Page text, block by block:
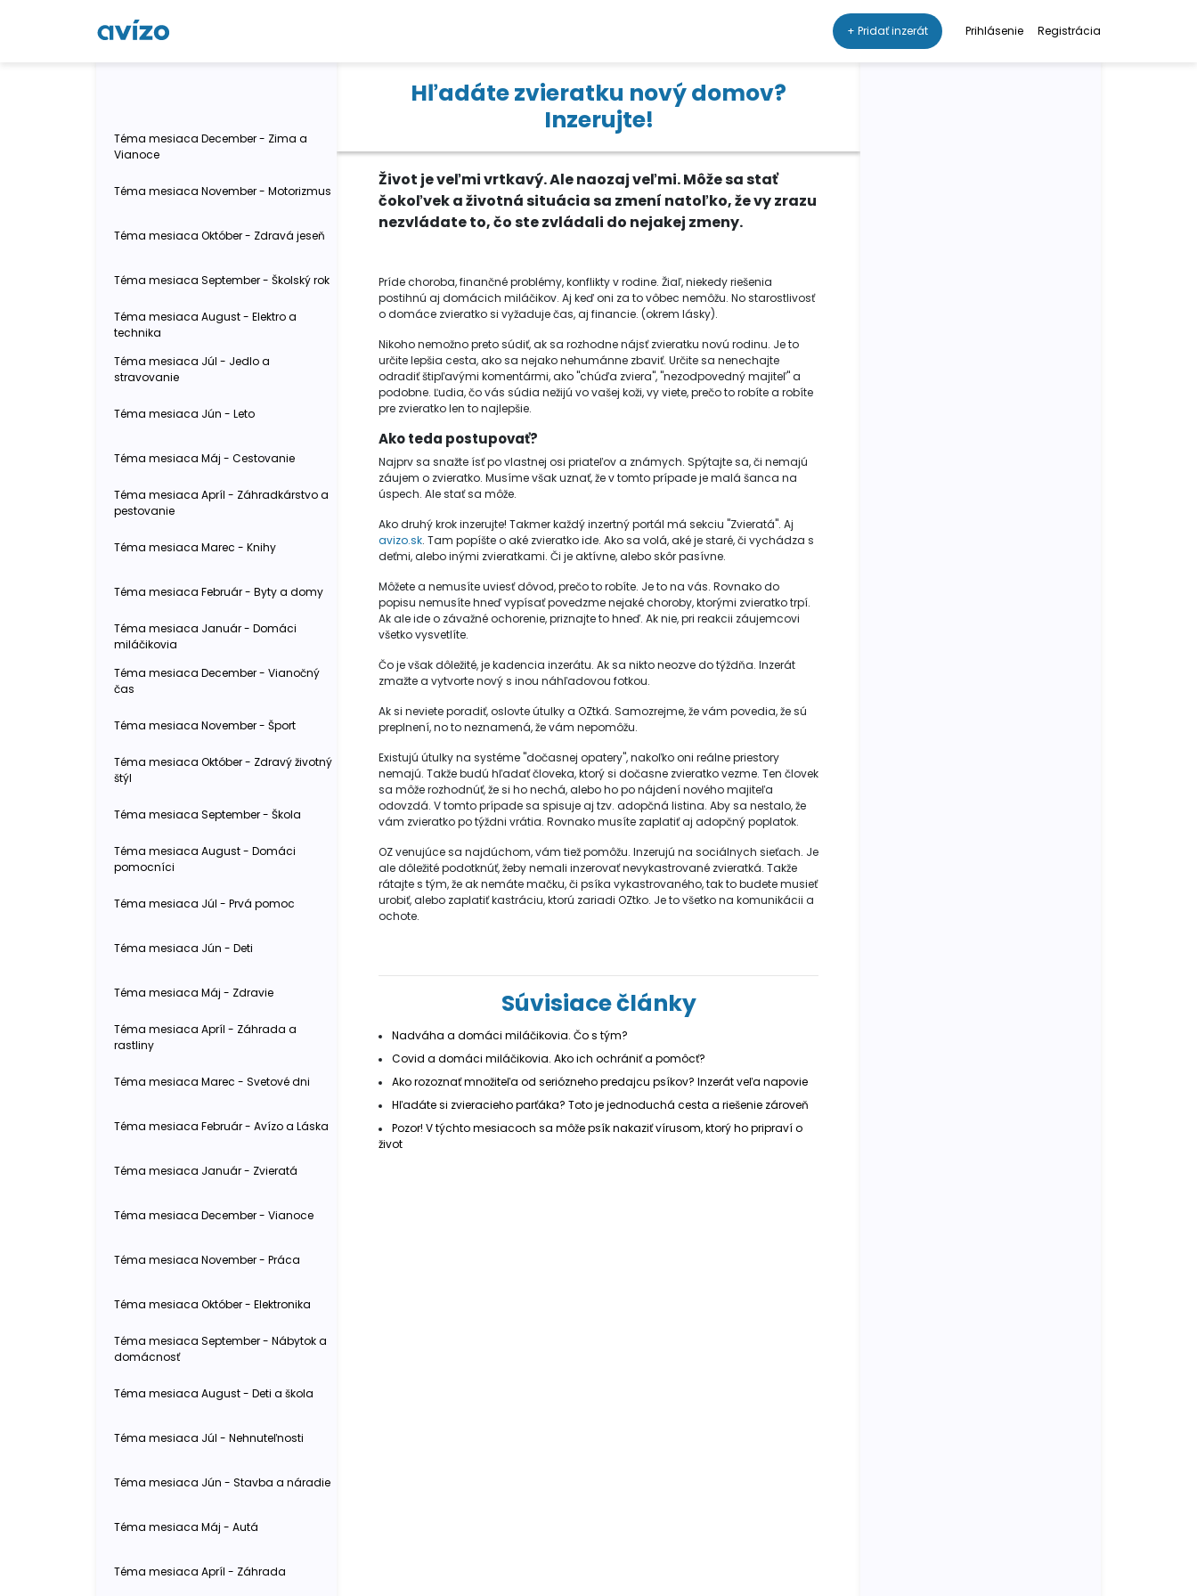
+ Pridať inzerát Prihlásenie Registrácia
Téma mesiaca December - Zima a
Vianoce
Téma mesiaca November - Motorizmus
Téma mesiaca Október - Zdravá jeseň
Téma mesiaca September - Školský rok
Téma mesiaca August - Elektro a
technika
Téma mesiaca Júl - Jedlo a
stravovanie
Téma mesiaca Jún - Leto
Téma mesiaca Máj - Cestovanie
Téma mesiaca Apríl - Záhradkárstvo a
pestovanie
Téma mesiaca Marec - Knihy
Téma mesiaca Február - Byty a domy
Téma mesiaca Január - Domáci
miláčikovia
Téma mesiaca December - Vianočný
čas
Téma mesiaca November - Šport
Téma mesiaca Október - Zdravý životný
štýl
Téma mesiaca September - Škola
Téma mesiaca August - Domáci
pomocníci
Téma mesiaca Júl - Prvá pomoc
Téma mesiaca Jún - Deti
Téma mesiaca Máj - Zdravie
Téma mesiaca Apríl - Záhrada a
rastliny
Téma mesiaca Marec - Svetové dni
Téma mesiaca Február - Avízo a Láska
Téma mesiaca Január - Zvieratá
Téma mesiaca December - Vianoce
Téma mesiaca November - Práca
Téma mesiaca Október - Elektronika
Téma mesiaca September - Nábytok a
domácnosť
Téma mesiaca August - Deti a škola
Téma mesiaca Júl - Nehnuteľnosti
Téma mesiaca Jún - Stavba a náradie
Téma mesiaca Máj - Autá
Téma mesiaca Apríl - Záhrada
Hľadáte zvieratku nový domov?
Inzerujte!
Život je veľmi vrtkavý. Ale naozaj veľmi. Môže sa stať
čokoľvek a životná situácia sa zmení natoľko, že vy zrazu
nezvládate to, čo ste zvládali do nejakej zmeny.
Príde choroba, finančné problémy, konflikty v rodine. Žiaľ, niekedy riešenia
postihnú aj domácich miláčikov. Aj keď oni za to vôbec nemôžu. No starostlivosť
o domáce zvieratko si vyžaduje čas, aj financie. (okrem lásky).
Nikoho nemožno preto súdiť, ak sa rozhodne nájsť zvieratku novú rodinu. Je to
určite lepšia cesta, ako sa nejako nehumánne zbaviť. Určite sa nenechajte
odradiť štipľavými komentármi, ako "chúďa zviera", "nezodpovedný majiteľ" a
podobne. Ľudia, čo vás súdia nežijú vo vašej koži, vy viete, prečo to robíte a robíte
pre zvieratko len to najlepšie.
Ako teda postupovať?
Najprv sa snažte ísť po vlastnej osi priateľov a známych. Spýtajte sa, či nemajú
záujem o zvieratko. Musíme však uznať, že v tomto prípade je malá šanca na
úspech. Ale stať sa môže.
Ako druhý krok inzerujte! Takmer každý inzertný portál má sekciu "Zvieratá". Aj
avizo.sk. Tam popíšte o aké zvieratko ide. Ako sa volá, aké je staré, či vychádza s
deťmi, alebo inými zvieratkami. Či je aktívne, alebo skôr pasívne.
Môžete a nemusíte uviesť dôvod, prečo to robíte. Je to na vás. Rovnako do
popisu nemusíte hneď vypísať povedzme nejaké choroby, ktorými zvieratko trpí.
Ak ale ide o závažné ochorenie, priznajte to hneď. Ak nie, pri reakcii záujemcovi
všetko vysvetlíte.
Čo je však dôležité, je kadencia inzerátu. Ak sa nikto neozve do týždňa. Inzerát
zmažte a vytvorte nový s inou náhľadovou fotkou.
Ak si neviete poradiť, oslovte útulky a OZtká. Samozrejme, že vám povedia, že sú
preplnení, no to neznamená, že vám nepomôžu.
Existujú útulky na systéme "dočasnej opatery", nakoľko oni reálne priestory
nemajú. Takže budú hľadať človeka, ktorý si dočasne zvieratko vezme. Ten človek
sa môže rozhodnúť, že si ho nechá, alebo ho po nájdení nového majiteľa
odovzdá. V tomto prípade sa spisuje aj tzv. adopčná listina. Aby sa nestalo, že
vám zvieratko po týždni vrátia. Rovnako musíte zaplatiť aj adopčný poplatok.
OZ venujúce sa najdúchom, vám tiež pomôžu. Inzerujú na sociálnych sieťach. Je
ale dôležité podotknúť, žeby nemali inzerovať nevykastrované zvieratká. Takže
rátajte s tým, že ak nemáte mačku, či psíka vykastrovaného, tak to budete musieť
urobiť, alebo zaplatiť kastráciu, ktorú zariadi OZtko. Je to všetko na komunikácii a
ochote.
Súvisiace články
Nadváha a domáci miláčikovia. Čo s tým?
Covid a domáci miláčikovia. Ako ich ochrániť a pomôcť?
Ako rozoznať množiteľa od seriózneho predajcu psíkov? Inzerát veľa napovie
Hľadáte si zvieracieho parťáka? Toto je jednoduchá cesta a riešenie zároveň
Pozor! V týchto mesiacoch sa môže psík nakaziť vírusom, ktorý ho pripraví o
život